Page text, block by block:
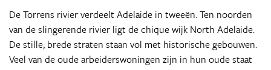
De Torrens rivier verdeelt Adelaide in tweeën. Ten noorden
van de slingerende rivier ligt de chique wijk North Adelaide.
De stille, brede straten staan vol met historische gebouwen.
Veel van de oude arbeiderswoningen zijn in hun oude staat